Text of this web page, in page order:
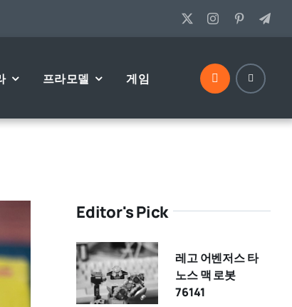
프라모델 게임
Editor's Pick
레고 어벤저스 타
노스 맥 로봇
76141